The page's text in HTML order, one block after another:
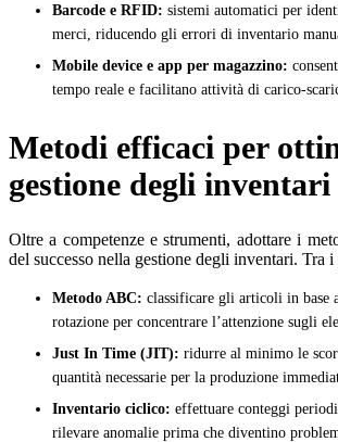
Barcode e RFID: sistemi automatici per
merci, riducendo gli errori di inventario
Mobile device e app per magazzino:
tempo reale e facilitano attività di carico-
Metodi efficaci per
gestione degli inventari
Oltre a competenze e strumenti, adottare i
del successo nella gestione degli inventari. Tra
Metodo ABC: classificare gli articoli in base
rotazione per concentrare l’attenzione sugli
Just In Time (JIT): ridurre al minimo le
quantità necessarie per la produzione
Inventario ciclico: effettuare conteggi
rilevare anomalie prima che diventino